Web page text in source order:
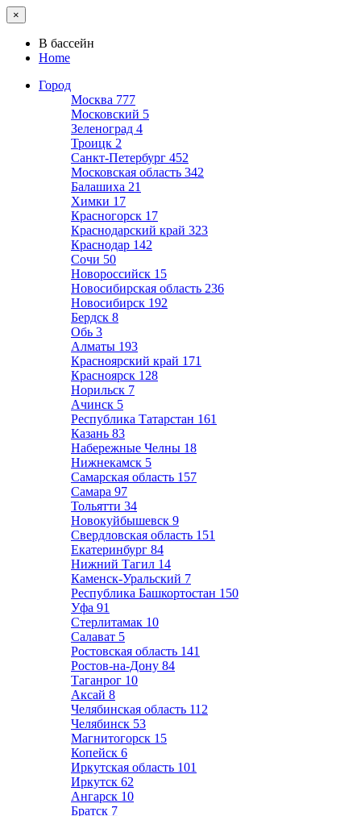
×
В бассейн
Home
Город
Москва 777
Московский 5
Зеленоград 4
Троицк 2
Санкт-Петербург 452
Московская область 342
Балашиха 21
Химки 17
Красногорск 17
Краснодарский край 323
Краснодар 142
Сочи 50
Новороссийск 15
Новосибирская область 236
Новосибирск 192
Бердск 8
Обь 3
Алматы 193
Красноярский край 171
Красноярск 128
Норильск 7
Ачинск 5
Республика Татарстан 161
Казань 83
Набережные Челны 18
Нижнекамск 5
Самарская область 157
Самара 97
Тольятти 34
Новокуйбышевск 9
Свердловская область 151
Екатеринбург 84
Нижний Тагил 14
Каменск-Уральский 7
Республика Башкортостан 150
Уфа 91
Стерлитамак 10
Салават 5
Ростовская область 141
Ростов-на-Дону 84
Таганрог 10
Аксай 8
Челябинская область 112
Челябинск 53
Магнитогорск 15
Копейск 6
Иркутская область 101
Иркутск 62
Ангарск 10
Братск 7